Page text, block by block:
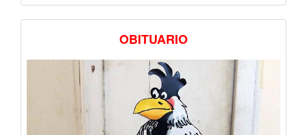
OBITUARIO